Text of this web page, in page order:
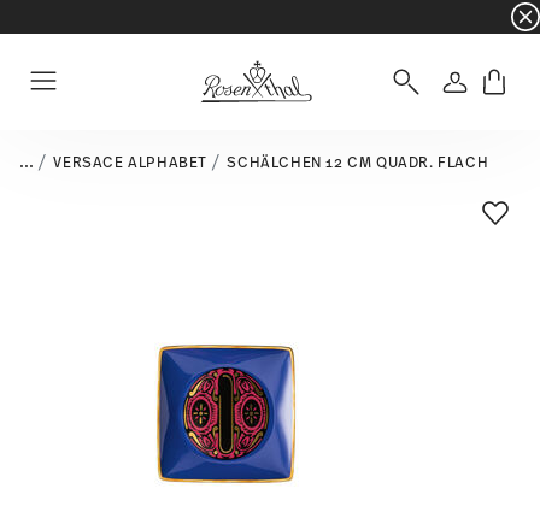
☀️ Summer SALE – noch mehr sparen:
... VERSACE ALPHABET SCHÄLCHEN 12 CM QUADR. FLACH
Add